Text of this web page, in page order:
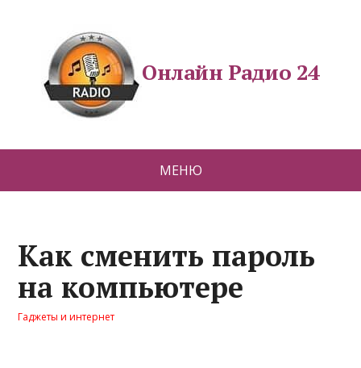
Онлайн Радио 24
МЕНЮ
Как сменить пароль
на компьютере
Гаджеты и интернет